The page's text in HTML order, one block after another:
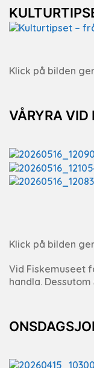
Klick på bilden
VÅRYRA VID
Klick på bilden
Vid Fiskemuseet
handla.